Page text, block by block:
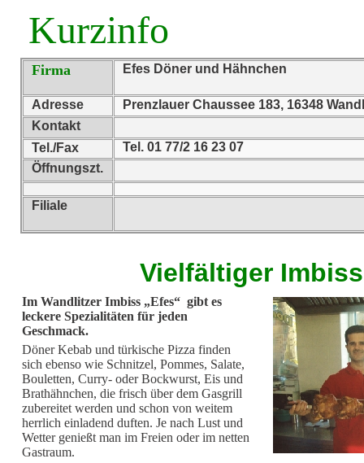
Kurzinfo
Firma Efes Döner und Hähnchen
Adresse
Prenzlauer Chaussee 183, 16348
Kontakt
Tel./Fax
Tel. 01 77/2 16 23 07
Öffnungszt.
Filiale
Vielfältiger Imbiss
Im Wandlitzer Imbiss „Efes“ gibt es
leckere Spezialitäten für jeden
Geschmack.
Döner Kebab und türkische Pizza finden
sich ebenso wie Schnitzel, Pommes, Salate,
Bouletten, Curry- oder Bockwurst, Eis und
Brathähnchen, die frisch über dem Gasgrill
zubereitet werden und schon von weitem
herrlich einladend duften. Je nach Lust und
Wetter genießt man im Freien oder im netten
Gastraum.